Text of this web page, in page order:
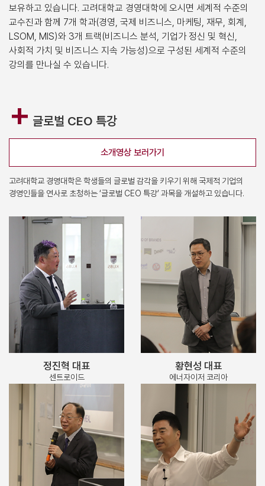
보유하고 있습니다. 고려대학교 경영대학에 오시면 세계적 수준의
교수진과 함께 7개 학과(경영, 국제 비즈니스, 마케팅, 재무, 회계,
LSOM, MIS)와 3개 트랙(비즈니스 분석, 기업가 정신 및 혁신,
사회적 가치 및 비즈니스 지속 가능성)으로 구성된 세계적 수준의
강의를 만나실 수 있습니다.
+ 글로벌 CEO 특강
소개영상 보러가기
고려대학교 경영대학은 학생들의 글로벌 감각을 키우기 위해 국제적 기업의
경영인들을 연사로 초청하는 ‘글로벌 CEO 특강’ 과목을 개설하고 있습니다.
정진혁 대표
센트로이드
황현성 대표
에너자이저 코리아